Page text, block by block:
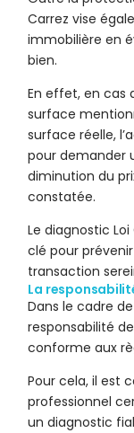
Carrez vise
immobilière en
bien.
En effet, en cas
surface
surface réelle,
pour demander
diminution du
constatée.
Le diagnostic
clé pour
transaction
La
Dans le cadre
responsabilité
conforme aux
Pour cela, il est
professionnel
un diagnostic